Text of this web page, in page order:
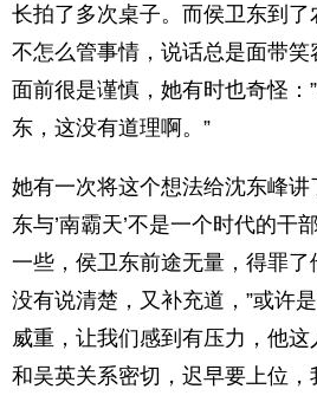
长拍了多次桌子。而侯卫东到
不怎么管事情，说话总是面带
面前很是谨慎，她有时也奇怪：
东，这没有道理啊。”
她有一次将这个想法给沈东峰讲
东与’南霸天’不是一个时代的干
一些，侯卫东前途无量，得罪了
没有说清楚，又补充道，”或许
威重，让我们感到有压力，他
和吴英关系密切，迟早要上位，